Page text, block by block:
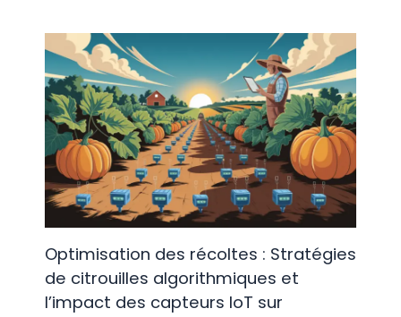
Optimisation des récoltes : Stratégies
de citrouilles algorithmiques et
l’impact des capteurs IoT sur